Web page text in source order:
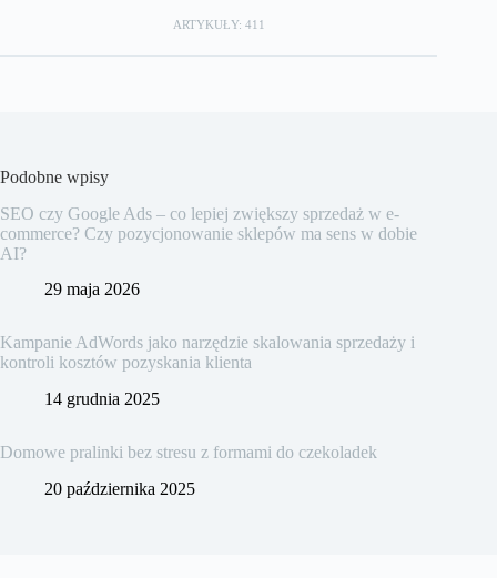
ARTYKUŁY: 411
Podobne wpisy
SEO czy Google Ads – co lepiej zwiększy sprzedaż w e-
commerce? Czy pozycjonowanie sklepów ma sens w dobie
AI?
29 maja 2026
Kampanie AdWords jako narzędzie skalowania sprzedaży i
kontroli kosztów pozyskania klienta
14 grudnia 2025
Domowe pralinki bez stresu z formami do czekoladek
20 października 2025